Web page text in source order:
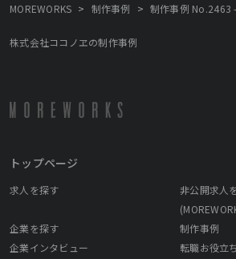
MOREWORKS > 制作事例 > 制作事例 No.2463
株式会社ココノヱの制作事例
トップページ
求人を探す
非公開求人
企業を探す
制作事例
企業インタビュー
転職お役立